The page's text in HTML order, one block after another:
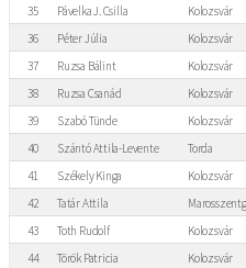
35
Pávelka J. Csilla
Kolozsvár
36
Péter Júlia
Kolozsvár
37
Ruzsa Bálint
Kolozsvár
38
Ruzsa Csanád
Kolozsvár
39
Szabó Tünde
Kolozsvár
40
Szántó Attila-Levente
Torda
41
Székely Kinga
Kolozsvár
42
Tatár Attila
43
Toth Rudolf
Kolozsvár
44
Török Patricia
Kolozsvár